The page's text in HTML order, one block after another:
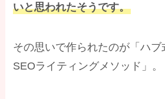
いと思われたそうです。
その思いで作られたのが「ハブ
SEOライティングメソッド」。